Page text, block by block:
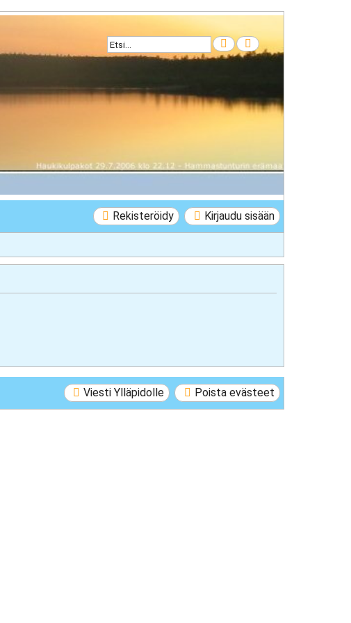
Etsi Tarkennettu haku
Kirjaudu sisään
Rekisteröidy
Poista evästeet
Viesti Ylläpidolle